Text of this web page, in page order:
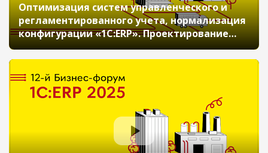
Оптимизация систем управленческого и
регламентированного учета, нормализация
конфигурации «1С:ERP». Проектирование
двухконтурной архитектуры